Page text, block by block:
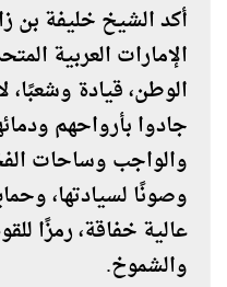
أكد الشيخ خليفة بن
الإمارات العربية
الوطن، قيادة وشعبًا،
جادوا بأرواحهم
والواجب وساحات
وصونًا لسيادتها،
عالية خفاقة، رمزًا
والشموخ.